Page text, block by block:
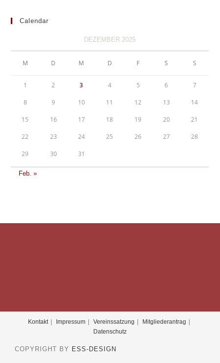
Calendar
DEZEMBER 2025
M D M D F S S
1 2 3 4 5 6 7
8 9 10 11 12 13 14
15 16 17 18 19 20 21
22 23 24 25 26 27 28
29 30 31
Feb. »
Kontakt Impressum Vereinssatzung
Mitgliederantrag
Datenschutz
COPYRIGHT BY ESS-DESIGN